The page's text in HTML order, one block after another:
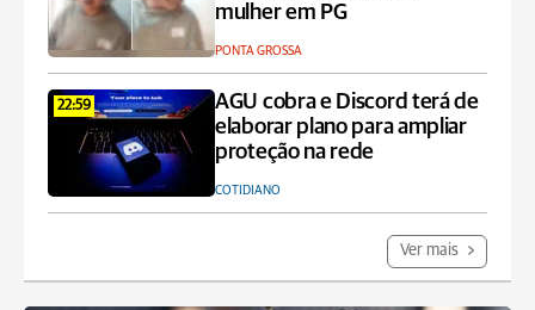
mulher em PG
PONTA GROSSA
22:59
AGU cobra e Discord terá de
elaborar plano para ampliar
proteção na rede
COTIDIANO
Ver mais